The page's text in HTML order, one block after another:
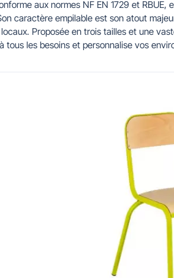
et parking
voie Industrie
Noël Mobilier pour
aux normes NF EN 1729 et
caractère empilable est son atout
Proposée en trois tailles et une
tous les besoins et personnalise vos